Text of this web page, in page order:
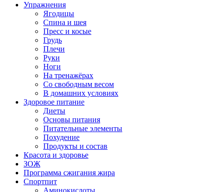
Упражнения
Ягодицы
Спина и шея
Пресс и косые
Грудь
Плечи
Руки
Ноги
На тренажёрах
Со свободным весом
В домашних условиях
Здоровое питание
Диеты
Основы питания
Питательные элементы
Похудение
Продукты и состав
Красота и здоровье
ЗОЖ
Программа сжигания жира
Спортпит
Аминокислоты